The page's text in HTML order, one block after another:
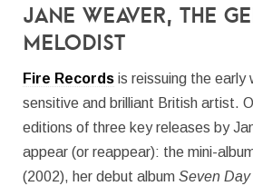
Jane Weaver, the
Melodist
Fire Records is reissuing the early
sensitive and brilliant British artist.
editions of three key releases by
appear (or reappear): the mini-
(2002), her debut album Seven